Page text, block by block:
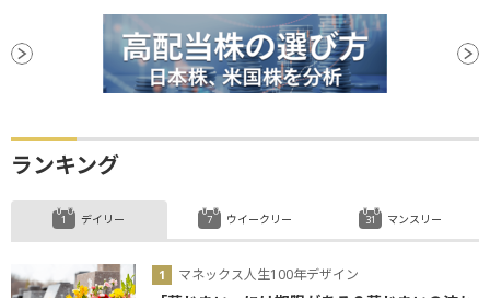
ランキング
デイリー
マネックス人生100年デザイン
ウイークリー マンスリー